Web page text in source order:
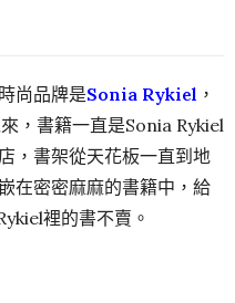
尚品牌是Sonia Rykiel ，
，書籍一直是Sonia Rykiel
，書架從天花板一直到地
在密密麻麻的書籍中，給
裡的書不賣。